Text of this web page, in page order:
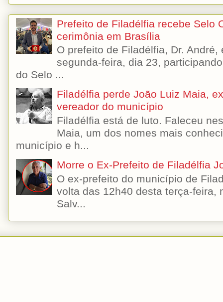
Prefeito de Filadélfia recebe Selo
cerimônia em Brasília
O prefeito de Filadélfia, Dr.
segunda-feira, dia 23,
do Selo ...
Filadélfia perde João Luiz Maia,
vereador do município
Filadélfia está de luto. Faleceu
Maia, um dos nomes mais
município e h...
Morre o Ex-Prefeito de Filadélfia
O ex-prefeito do município de
volta das 12h40 desta terça-feira,
Salv...